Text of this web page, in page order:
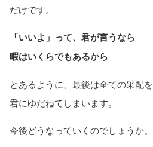
だけです。
「いいよ」って、君が言うなら
暇はいくらでもあるから
とあるように、最後は全ての采配を
君にゆだねてしまいます。
今後どうなっていくのでしょうか。